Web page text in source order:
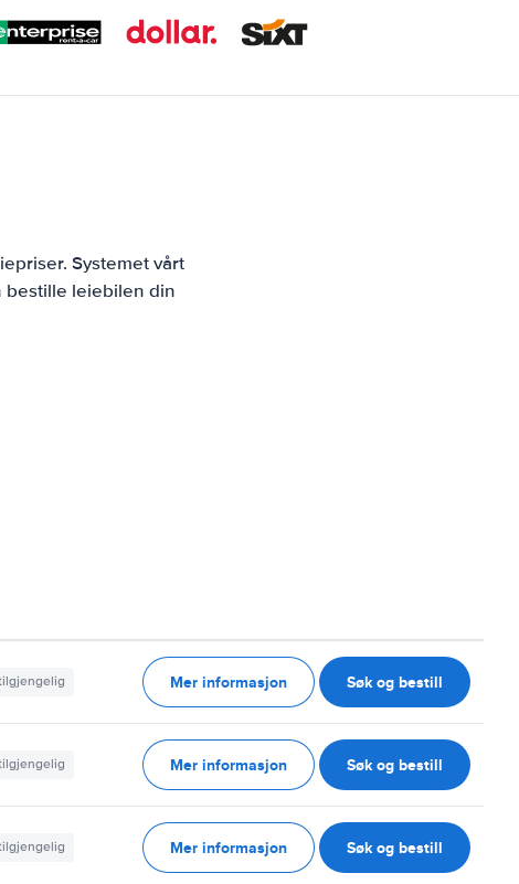
Systemet vårt
bestille leiebilen din
Mer informasjon Søk og bestill
Mer informasjon Søk og bestill
Mer informasjon Søk og bestill